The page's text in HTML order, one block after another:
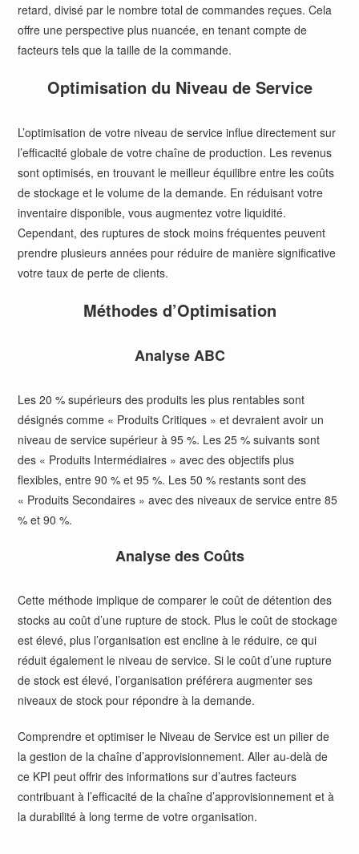
retard, divisé par le nombre total de commandes reçues. Cela
offre une perspective plus nuancée, en tenant compte de
facteurs tels que la taille de la commande.
Optimisation du Niveau de Service
L’optimisation de votre niveau de service influe directement sur
l’efficacité globale de votre chaîne de production. Les revenus
sont optimisés, en trouvant le meilleur équilibre entre les coûts
de stockage et le volume de la demande. En réduisant votre
inventaire disponible, vous augmentez votre liquidité.
Cependant, des ruptures de stock moins fréquentes peuvent
prendre plusieurs années pour réduire de manière significative
votre taux de perte de clients.
Méthodes d’Optimisation
Analyse ABC
Les 20 % supérieurs des produits les plus rentables sont
désignés comme « Produits Critiques » et devraient avoir un
niveau de service supérieur à 95 %. Les 25 % suivants sont
des « Produits Intermédiaires » avec des objectifs plus
flexibles, entre 90 % et 95 %. Les 50 % restants sont des
« Produits Secondaires » avec des niveaux de service entre 85
% et 90 %.
Analyse des Coûts
Cette méthode implique de comparer le coût de détention des
stocks au coût d’une rupture de stock. Plus le coût de stockage
est élevé, plus l’organisation est encline à le réduire, ce qui
réduit également le niveau de service. Si le coût d’une rupture
de stock est élevé, l’organisation préférera augmenter ses
niveaux de stock pour répondre à la demande.
Comprendre et optimiser le Niveau de Service est un pilier de
la gestion de la chaîne d’approvisionnement. Aller au-delà de
ce KPI peut offrir des informations sur d’autres facteurs
contribuant à l’efficacité de la chaîne d’approvisionnement et à
la durabilité à long terme de votre organisation.